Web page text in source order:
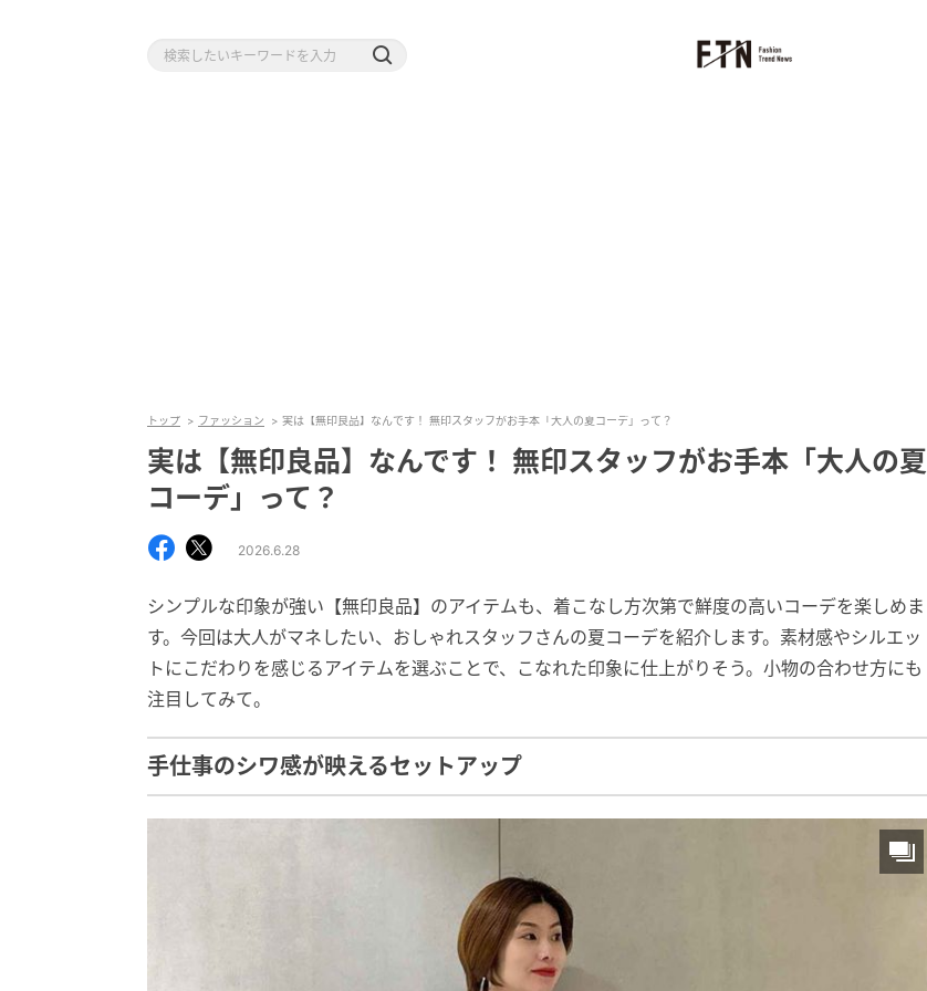
トップ ファッション 実は【無印良品】なんです！ 無印スタッフがお手本「大人の夏コーデ」って？
実は【無印良品】なんです！ 無印スタッフがお手本「大人の夏
コーデ」って？
2026.6.28
シンプルな印象が強い【無印良品】のアイテムも、着こなし方次第で鮮度の高いコーデを楽しめま
す。今回は大人がマネしたい、おしゃれスタッフさんの夏コーデを紹介します。素材感やシルエッ
トにこだわりを感じるアイテムを選ぶことで、こなれた印象に仕上がりそう。小物の合わせ方にも
注目してみて。
手仕事のシワ感が映えるセットアップ